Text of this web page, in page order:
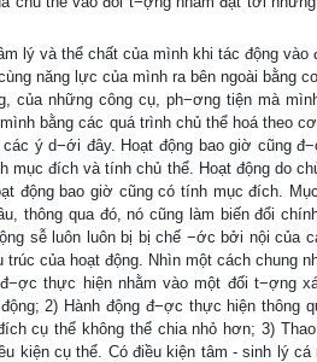
lý và thể chất của mình khi tác động vào
năng lực của mình ra bên ngoài bằng
của những công cụ, ph−ơng tiện mà
bằng các quá trình chủ thể hoá theo
ý d−ới đây. Hoạt động bao giờ cũng
mục đích và tính chủ thể. Hoạt động do
động bao giờ cũng có tính mục đích.
thông qua đó, nó cũng làm biến đổi
sễ luôn luôn bị bị chế −ớc bởi nội của
của hoạt động. Nhìn một cách chung
thực hiện nhằm vào một đối t−ợng
2) Hành động đ−ợc thực hiện thông
cụ thể không thể chia nhỏ hơn; 3)
kiện cụ thể. Có điều kiện tâm - sinh lý cá